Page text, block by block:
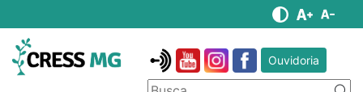
Ouvidoria